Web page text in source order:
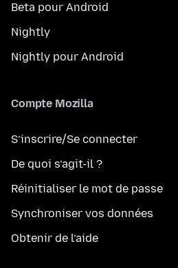
Beta pour Android
Nightly
Nightly pour Android
Compte Mozilla
S’inscrire/Se connecter
De quoi s’agit-il ?
Réinitialiser le mot de passe
Synchroniser vos données
Obtenir de l’aide